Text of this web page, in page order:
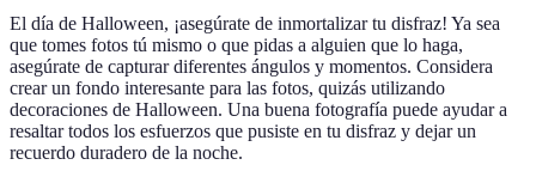
El día de Halloween, ¡asegúrate de inmortalizar tu disfraz! Ya sea
que tomes fotos tú mismo o que pidas a alguien que lo haga,
asegúrate de capturar diferentes ángulos y momentos. Considera
crear un fondo interesante para las fotos, quizás utilizando
decoraciones de Halloween. Una buena fotografía puede ayudar a
resaltar todos los esfuerzos que pusiste en tu disfraz y dejar un
recuerdo duradero de la noche.